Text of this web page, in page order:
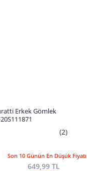
Erkek Gömlek
(2)
Son 10 Günün En Düşük Fiyatı
649,99 TL